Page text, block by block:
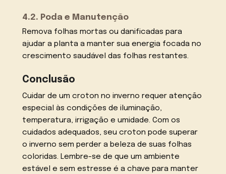
4.2. Poda e Manutenção
Remova folhas mortas ou danificadas para
ajudar a planta a manter sua energia focada no
crescimento saudável das folhas restantes.
Conclusão
Cuidar de um croton no inverno requer atenção
especial às condições de iluminação,
temperatura, irrigação e umidade. Com os
cuidados adequados, seu croton pode superar
o inverno sem perder a beleza de suas folhas
coloridas. Lembre-se de que um ambiente
estável e sem estresse é a chave para manter